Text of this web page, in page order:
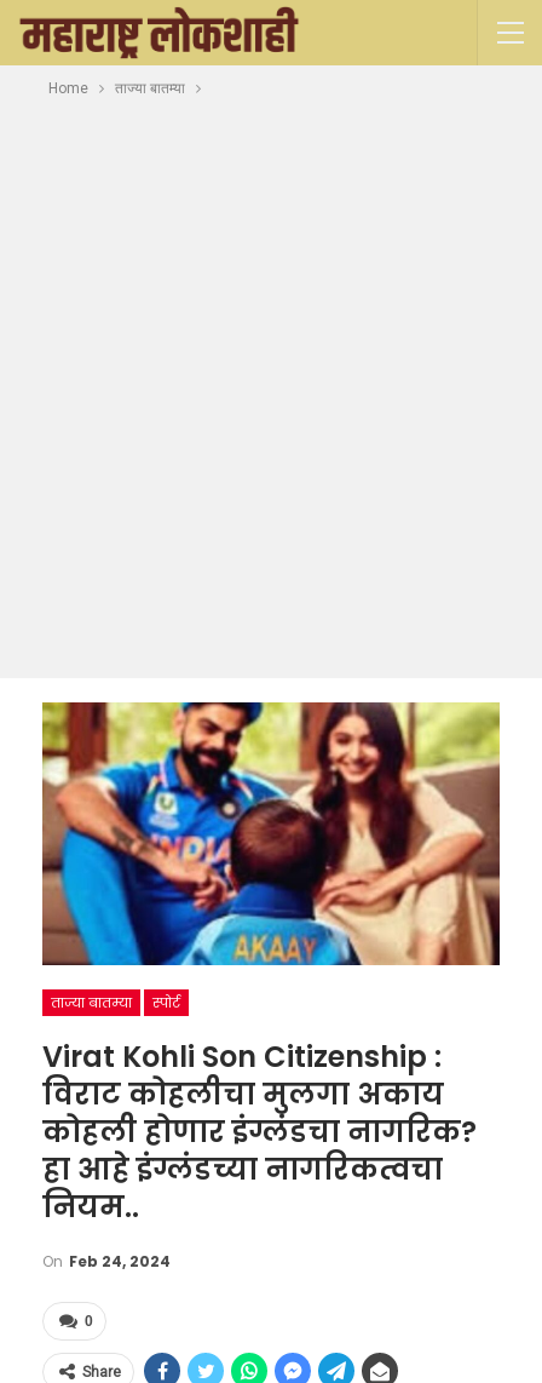
Home ताज्या बातम्या
ताज्या बातम्या स्पोर्ट
Virat Kohli Son Citizenship :
विराट कोहलीचा मुलगा अकाय
कोहली होणार इंग्लंडचा नागरिक?
हा आहे इंग्लंडच्या नागरिकत्वचा
नियम..
On Feb 24, 2024
0
Share